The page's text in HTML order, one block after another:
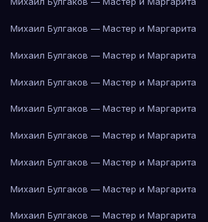
Михаил Булгаков — Мастер и Маргарита
Михаил Булгаков — Мастер и Маргарита
Михаил Булгаков — Мастер и Маргарита
Михаил Булгаков — Мастер и Маргарита
Михаил Булгаков — Мастер и Маргарита
Михаил Булгаков — Мастер и Маргарита
Михаил Булгаков — Мастер и Маргарита
Михаил Булгаков — Мастер и Маргарита